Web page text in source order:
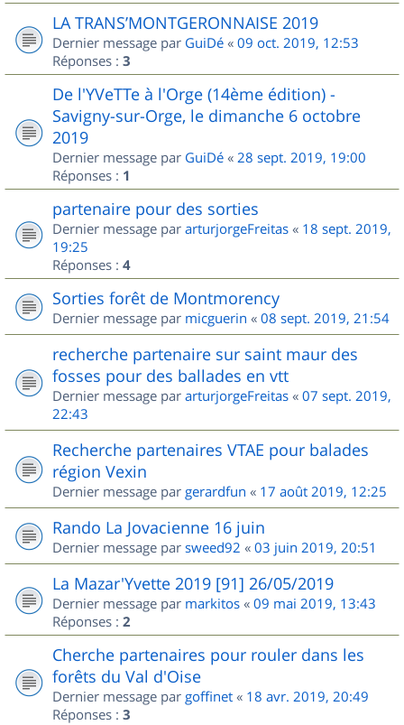
LA TRANS’MONTGERONNAISE 2019
Dernier message par GuiDé « 09 oct. 2019, 12:53
Réponses : 3
De l'YVeTTe à l'Orge (14ème édition) -
Savigny-sur-Orge, le dimanche 6 octobre
2019
Dernier message par GuiDé « 28 sept. 2019, 19:00
Réponses : 1
partenaire pour des sorties
Dernier message par arturjorgeFreitas « 18 sept. 2019,
19:25
Réponses : 4
Sorties forêt de Montmorency
Dernier message par micguerin « 08 sept. 2019, 21:54
recherche partenaire sur saint maur des
fosses pour des ballades en vtt
Dernier message par arturjorgeFreitas « 07 sept. 2019,
22:43
Recherche partenaires VTAE pour balades
région Vexin
Dernier message par gerardfun « 17 août 2019, 12:25
Rando La Jovacienne 16 juin
Dernier message par sweed92 « 03 juin 2019, 20:51
La Mazar'Yvette 2019 [91] 26/05/2019
Dernier message par markitos « 09 mai 2019, 13:43
Réponses : 2
Cherche partenaires pour rouler dans les
forêts du Val d'Oise
Dernier message par goffinet « 18 avr. 2019, 20:49
Réponses : 3